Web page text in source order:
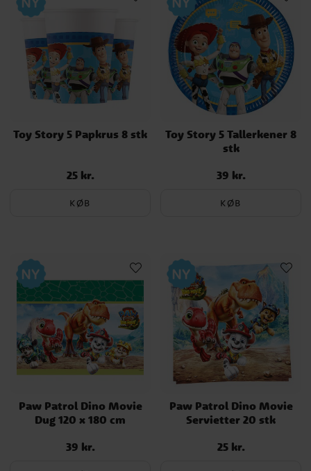
Toy Story 5 Papkrus 8 stk
Pris: 25 kr.
25 kr.
KØB
Toy Story 5 Tallerkener 8
stk
Pris: 39 kr.
39 kr.
KØB
Paw Patrol Dino Movie
Dug 120 x 180 cm
Pris: 39 kr.
39 kr.
Paw Patrol Dino Movie
Servietter 20 stk
Pris: 25 kr.
25 kr.